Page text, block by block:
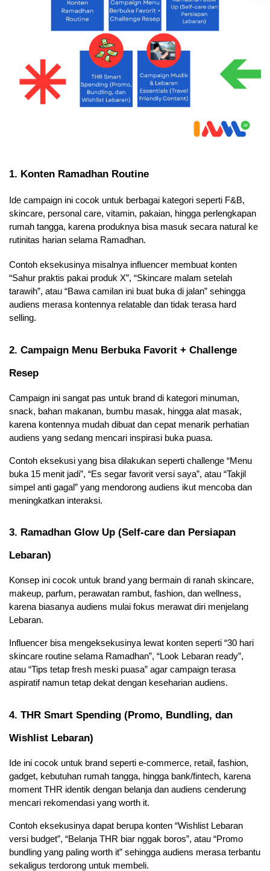
1. Konten Ramadhan Routine
Ide campaign ini cocok untuk berbagai kategori seperti F&B,
skincare, personal care, vitamin, pakaian, hingga perlengkapan
rumah tangga, karena produknya bisa masuk secara natural ke
rutinitas harian selama Ramadhan.
Contoh eksekusinya misalnya influencer membuat konten
“Sahur praktis pakai produk X”, “Skincare malam setelah
tarawih”, atau “Bawa camilan ini buat buka di jalan” sehingga
audiens merasa kontennya relatable dan tidak terasa hard
selling.
2. Campaign Menu Berbuka Favorit + Challenge
Resep
Campaign ini sangat pas untuk brand di kategori minuman,
snack, bahan makanan, bumbu masak, hingga alat masak,
karena kontennya mudah dibuat dan cepat menarik perhatian
audiens yang sedang mencari inspirasi buka puasa.
Contoh eksekusi yang bisa dilakukan seperti challenge “Menu
buka 15 menit jadi”, “Es segar favorit versi saya”, atau “Takjil
simpel anti gagal” yang mendorong audiens ikut mencoba dan
meningkatkan interaksi.
3. Ramadhan Glow Up (Self-care dan Persiapan
Lebaran)
Konsep ini cocok untuk brand yang bermain di ranah skincare,
makeup, parfum, perawatan rambut, fashion, dan wellness,
karena biasanya audiens mulai fokus merawat diri menjelang
Lebaran.
Influencer bisa mengeksekusinya lewat konten seperti “30 hari
skincare routine selama Ramadhan”, “Look Lebaran ready”,
atau “Tips tetap fresh meski puasa” agar campaign terasa
aspiratif namun tetap dekat dengan keseharian audiens.
4. THR Smart Spending (Promo, Bundling, dan
Wishlist Lebaran)
Ide ini cocok untuk brand seperti e-commerce, retail, fashion,
gadget, kebutuhan rumah tangga, hingga bank/fintech, karena
moment THR identik dengan belanja dan audiens cenderung
mencari rekomendasi yang worth it.
Contoh eksekusinya dapat berupa konten “Wishlist Lebaran
versi budget”, “Belanja THR biar nggak boros”, atau “Promo
bundling yang paling worth it” sehingga audiens merasa terbantu
sekaligus terdorong untuk membeli.